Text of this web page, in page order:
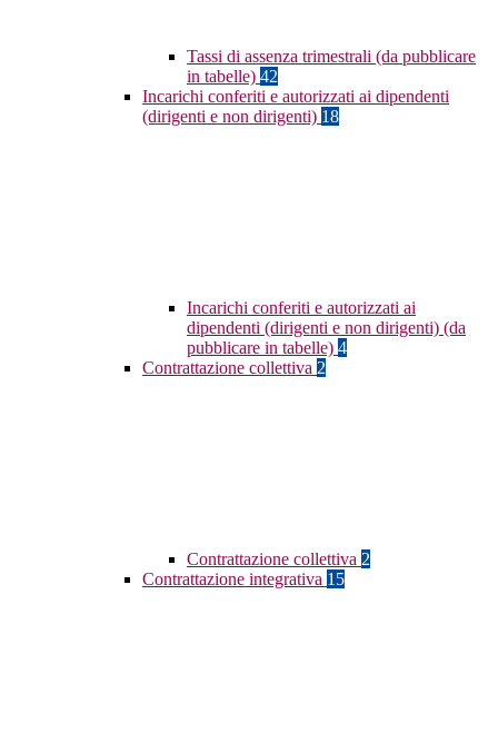
Tassi di assenza trimestrali (da pubblicare
in tabelle) 42
Incarichi conferiti e autorizzati ai dipendenti
(dirigenti e non dirigenti) 18
Incarichi conferiti e autorizzati ai
dipendenti (dirigenti e non dirigenti) (da
pubblicare in tabelle) 4
Contrattazione collettiva 2
Contrattazione collettiva 2
Contrattazione integrativa 15